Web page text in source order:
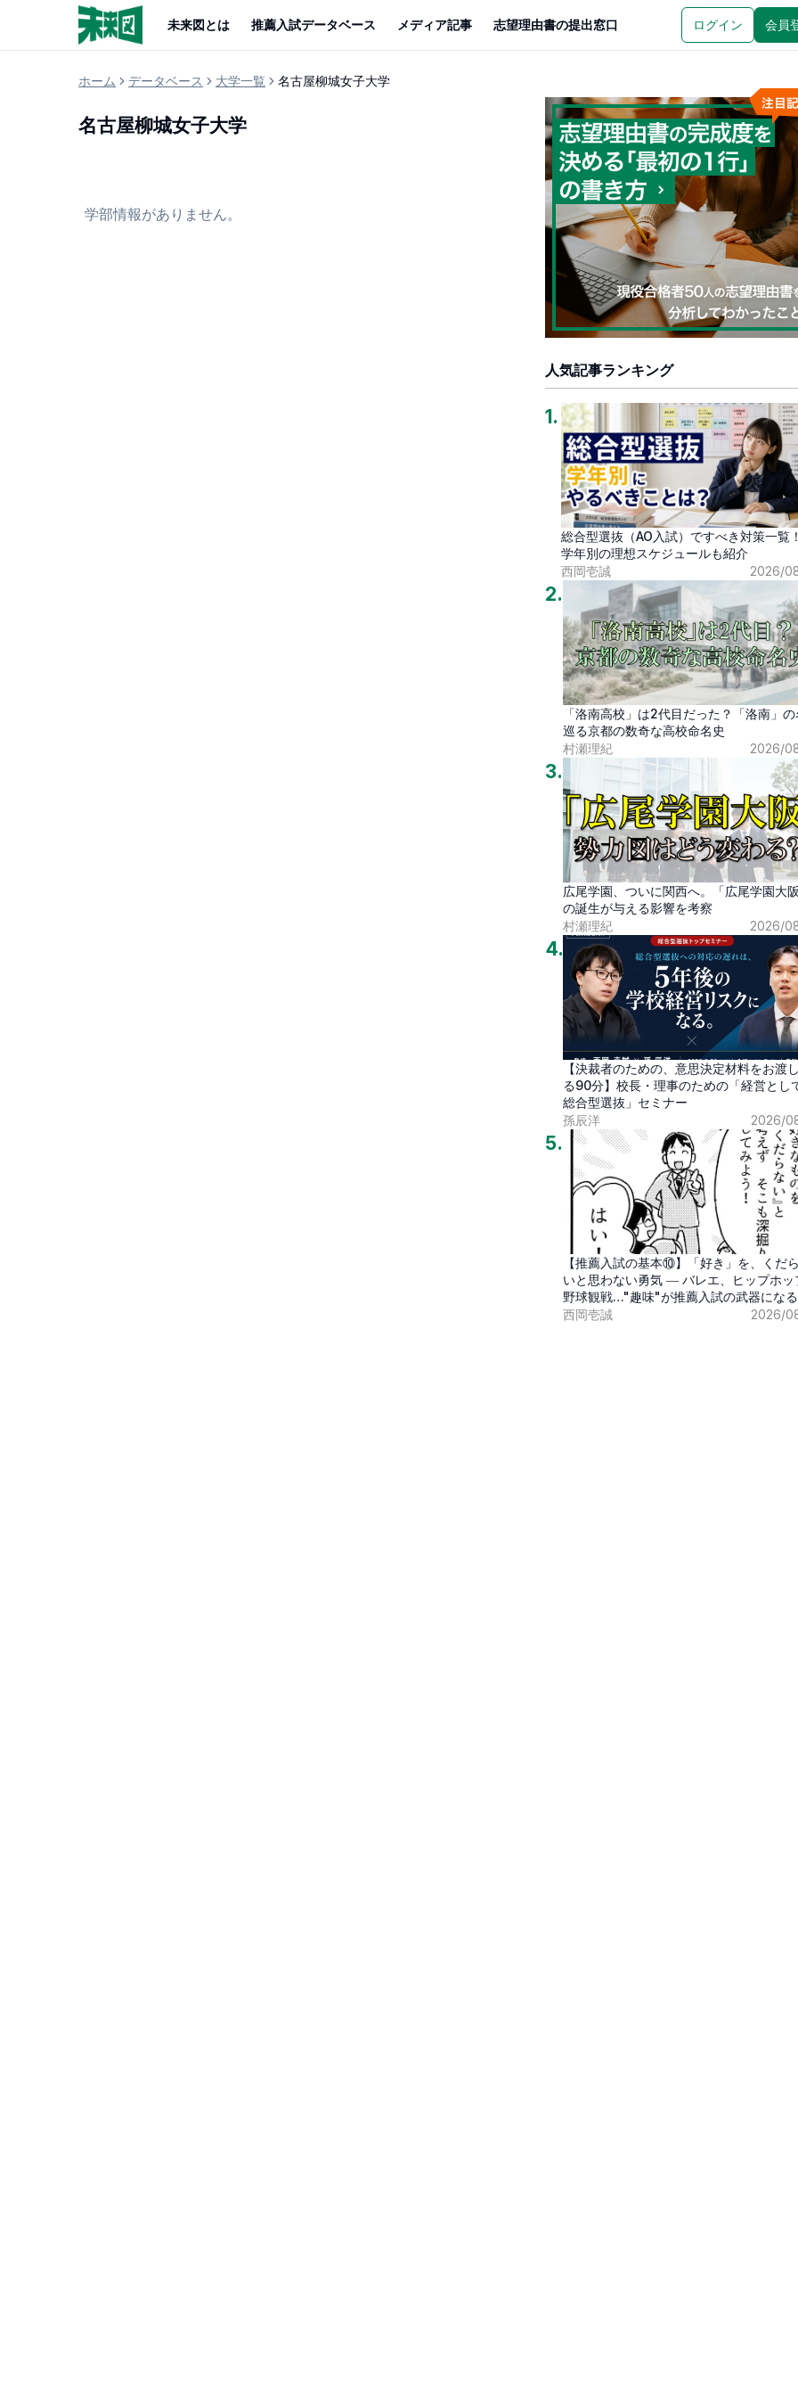
未来図とは 推薦入試データベース メディア記事 志望理由書の提出窓口 ログイン 会員
ホーム データベース 大学一覧 名古屋柳城女子大学
名古屋柳城女子大学
学部情報がありません。
人気記事ランキング
1.
総合型選抜（AO入試）ですべき対策一覧
学年別の理想スケジュールも紹介
西岡壱誠
2026/
2.
「洛南高校」は2代目だった？「洛南」の
巡る京都の数奇な高校命名史
村瀬理紀
2026/
3.
広尾学園、ついに関西へ。「広尾学園大阪
の誕生が与える影響を考察
村瀬理紀
2026/
4.
【決裁者のための、意思決定材料をお渡
る90分】校長・理事のための「経営とし
総合型選抜」セミナー
孫辰洋
2026/
5.
【推薦入試の基本⑩】「好き」を、くだ
いと思わない勇気 ― バレエ、ヒップホッ
野球観戦…"趣味"が推薦入試の武器にな
代
西岡壱誠 2026/